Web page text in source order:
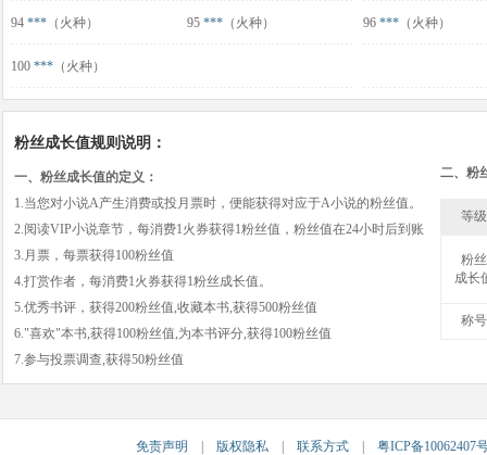
94 *** （火种） 95 *** （火种） 96 *** （火种）
100 *** （火种）
粉丝成长值规则说明：
一、粉丝成长值的定义：
1.当您对小说A产生消费或投月票时，便能获得对应于A小说的粉丝值。
2.阅读VIP小说章节，每消费1火券获得1粉丝值，粉丝值在24小时后到账
3.月票，每票获得100粉丝值
4.打赏作者，每消费1火券获得1粉丝成长值。
5.优秀书评，获得200粉丝值,收藏本书,获得500粉丝值
6."喜欢"本书,获得100粉丝值,为本书评分,获得100粉丝值
7.参与投票调查,获得50粉丝值
二、粉
等级
粉丝
成长
称号
免责声明 版权隐私 联系方式 粤ICP备10062407